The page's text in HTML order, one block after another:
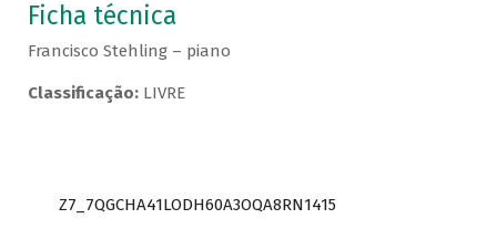
Ficha técnica
Francisco Stehling – piano
Classificação:LIVRE
Z7_7QGCHA41LODH60A3OQA8RN1415